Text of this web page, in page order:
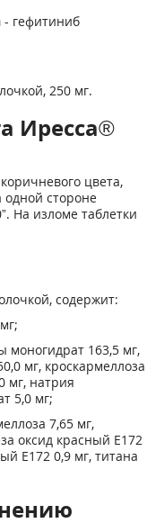
- гефитиниб
250 мг.
Иресса®
цвета,
стороне
На изломе таблетки
содержит:
моногидрат 163,5 мг,
мг, кроскармеллоза
мг, натрия
5,0 мг;
7,65 мг,
оксид красный Е172
Е172 0,9 мг, титана